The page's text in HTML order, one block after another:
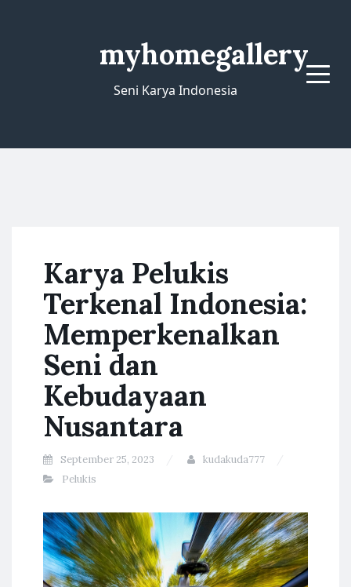
myhomegallery
Seni Karya Indonesia
Menu
Karya Pelukis
Terkenal Indonesia:
Memperkenalkan
Seni dan
Kebudayaan
Nusantara
September 25, 2023
kudakuda777
Pelukis